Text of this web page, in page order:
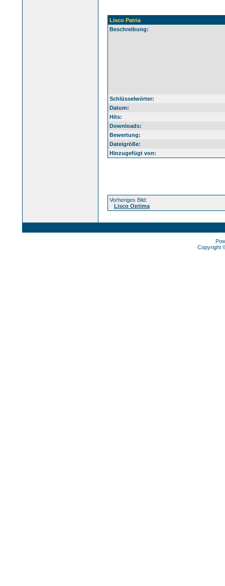
Lisco Patria
Beschreibung:
Schlüsselwörter:
Datum:
Hits:
Downloads:
Bewertung:
Dateigröße:
Hinzugefügt von:
Vorheriges Bild:
Lisco Optima
Copyright